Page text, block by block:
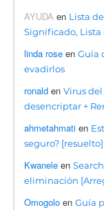
AYUDA en Lista
Significado, Lista
linda rose enGuía
evadirlos
ronald enVirus
desencriptar +
ahmetahmati en
seguro? [resuelto]
Kwanele en
eliminación
Omogolo enGuía